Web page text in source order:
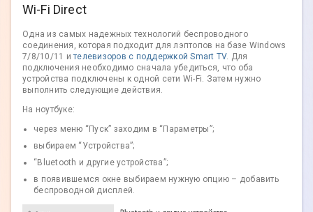
Wi-Fi Direct
Одна из самых надежных технологий беспроводного
соединения, которая подходит для лэптопов на базе Windows
7/8/10/11 ителевизоров с поддержкой Smart TV. Для
подключения необходимо сначала убедиться, что оба
устройства подключены к одной сети Wi-Fi. Затем нужно
выполнить следующие действия.
На ноутбуке:
через меню “Пуск” заходим в “Параметры”;
выбираем “Устройства”;
“Bluetooth и другие устройства”;
в появившемся окне выбираем нужную опцию – добавить
беспроводной дисплей.